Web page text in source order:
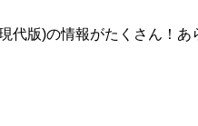
代版)の情報がたくさん！